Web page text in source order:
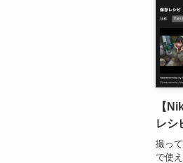
【
レシ
撮っ
で使